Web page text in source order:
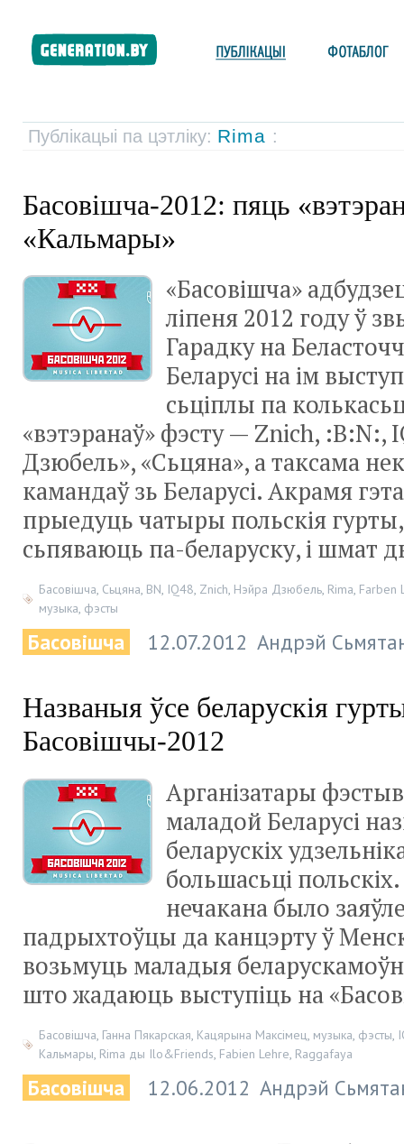
Публікацыі па цэтліку: Rima :
Басовішча-2012: пяць
«Кальмары»
«Басовішча»
ліпеня 2012 году ў
Гарадку на
Беларусі на ім
сьціплы па
«вэтэранаў» фэсту — Znich, :B:N:,
Дзюбель», «Сьцяна», а таксама
камандаў зь Беларусі. Акрамя
прыедуць чатыры польскія гурты,
сьпяваюць па-беларуску, і шмат
Басовішча, Сьцяна, BN, IQ48, Znich, Нэйра Дзюбель, Rima, Farben
музыка, фэсты
Басовішча 12.07.2012 Андрэй
Названыя ўсе беларускія
Басовішчы-2012
Арганізатары
маладой Беларусі
беларускіх
большасьці
нечакана было
падрыхтоўцы да канцэрту ў
возьмуць маладыя
што жадаюць выступіць на
Басовішча, Ганна Пякарская, Кацярына Максімец, музыка, фэсты,
Кальмары, Rima ды Ilo&Friends, Fabien Lehre, Raggafaya
Басовішча 12.06.2012 Андрэй